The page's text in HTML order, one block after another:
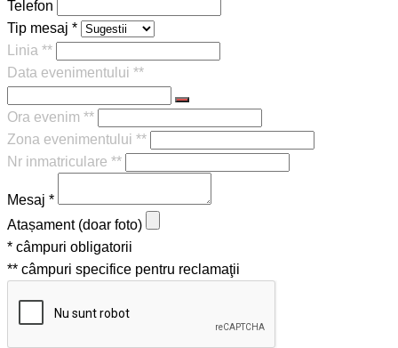
Telefon
Tip mesaj *
Linia **
Data evenimentului **
Ora evenim **
Zona evenimentului **
Nr inmatriculare **
Mesaj *
Atașament (doar foto)
* câmpuri obligatorii
** câmpuri specifice pentru reclamaţii